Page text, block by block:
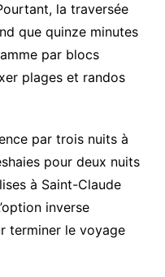
la traversée
que quinze minutes
par blocs
plages et randos
par trois nuits à
pour deux nuits
à Saint-Claude
inverse
terminer le voyage